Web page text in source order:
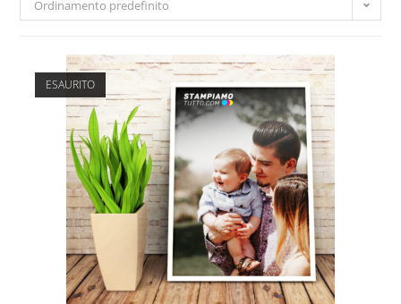
Ordinamento predefinito
ESAURITO